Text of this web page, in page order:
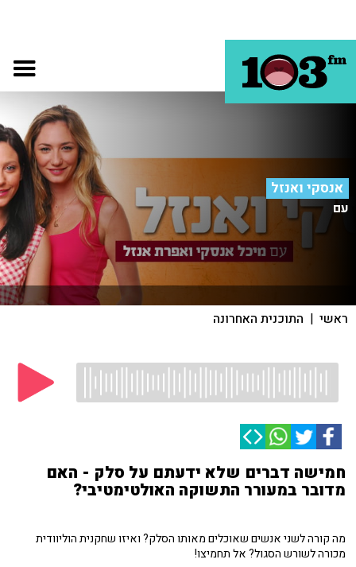
אנסקי ואנזל
עם
ראשי | התוכנית האחרונה
חמישה דברים שלא ידעתם על סלק - האם
מדובר במעורר התשוקה האולטימטיבי?
מה קורה לשני אנשים שאוכלים מאותו הסלק? ואיזו שחקנית הוליוודית
מכורה לשורש הסגול? אל תחמיצו!